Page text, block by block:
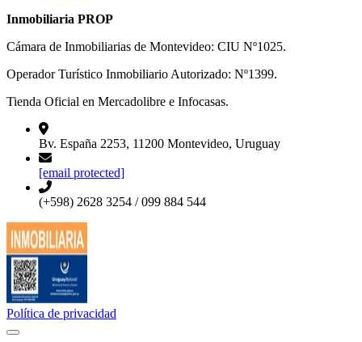
Inmobiliaria PROP
Cámara de Inmobiliarias de Montevideo: CIU Nº1025.
Operador Turístico Inmobiliario Autorizado: Nº1399.
Tienda Oficial en Mercadolibre e Infocasas.
Bv. España 2253, 11200 Montevideo, Uruguay
[email protected]
(+598) 2628 3254 / 099 884 544
Política de privacidad